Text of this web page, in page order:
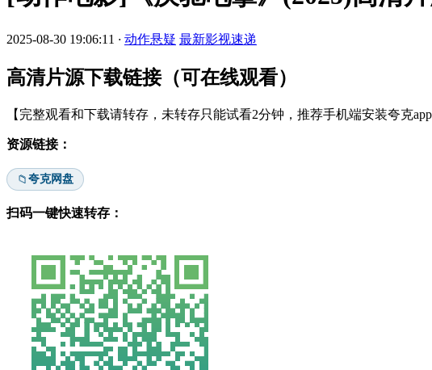
2025-08-30 19:06:11 · 动作悬疑 最新影视速递
高清片源下载链接（可在线观看）
【完整观看和下载请转存，未转存只能试看2分钟，推荐手机端安装夸克
资源链接：
📁夸克网盘
扫码一键快速转存：